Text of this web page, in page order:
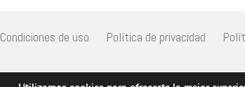
Condiciones de uso Política de privacidad